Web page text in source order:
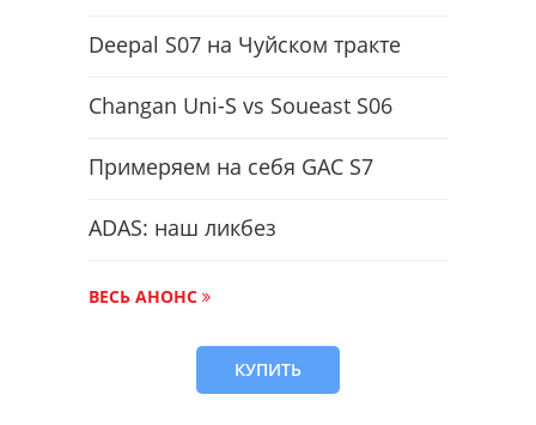
Deepal S07 на Чуйском тракте
Changan Uni-S vs Soueast S06
Примеряем на себя GAC S7
ADAS: наш ликбез
ВЕСЬ АНОНС
КУПИТЬ